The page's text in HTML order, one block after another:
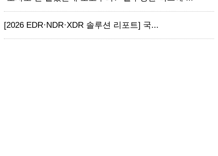
[2026 EDR·NDR·XDR 솔루션 리포트] 국...